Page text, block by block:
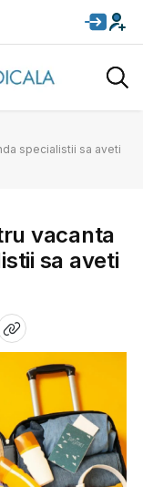
specialistii sa aveti
vacanta
sa aveti